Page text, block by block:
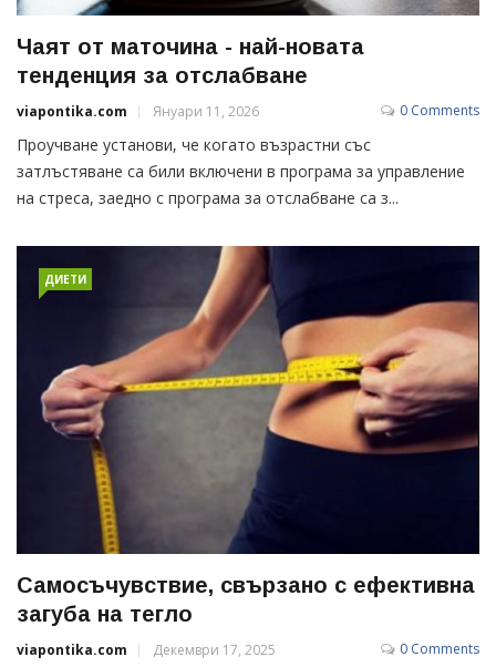
Чаят от маточина - най-новата
тенденция за отслабване
viapontika.com Януари 11, 2026 0 Comments
Проучване установи, че когато възрастни със
затлъстяване са били включени в програма за управление
на стреса, заедно с програма за отслабване са з...
ДИЕТИ
Самосъчувствие, свързано с ефективна
загуба на тегло
viapontika.com Декември 17, 2025 0 Comments